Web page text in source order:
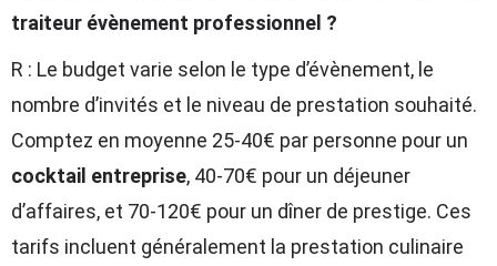
traiteur évènement professionnel ?
R : Le budget varie selon le type d’évènement, le
nombre d’invités et le niveau de prestation souhaité.
Comptez en moyenne 25-40€ par personne pour un
cocktail entreprise, 40-70€ pour un déjeuner
d’affaires, et 70-120€ pour un dîner de prestige. Ces
tarifs incluent généralement la prestation culinaire